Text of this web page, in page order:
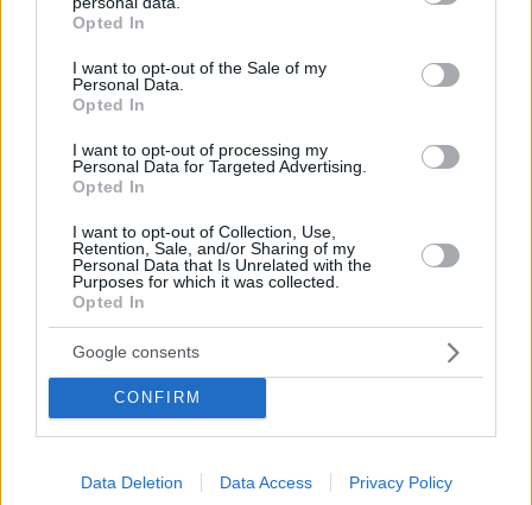
grant or deny consent to Google and its third-party tags to
use your data for below specified purposes in below Google
consent section.
Opted In
I want to opt-out of the Sale of my
Personal Data.
Opted In
I want to opt-out of processing my
Personal Data for Targeted Advertising.
Opted In
I want to opt-out of Collection, Use,
Retention, Sale, and/or Sharing of my
Personal Data that Is Unrelated with the
Purposes for which it was collected.
Opted In
Google consents
CONFIRM
Data Deletion Data Access Privacy Policy
1.400 χρόνια, που γέννησε τον Ακάθιστο Ύμνο
09.08.2026, 22:48